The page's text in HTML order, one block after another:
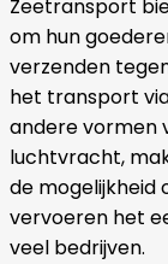
Zeetransport
om hun
verzenden
het transport
andere vormen
luchtvracht,
de mogelijkheid
vervoeren het
veel bedrijven.